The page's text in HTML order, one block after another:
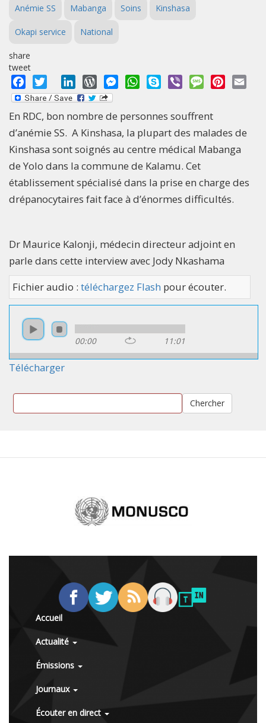
Anémie SS Mabanga Soins Kinshasa
Okapi service National
share
tweet
Facebook
Twitter LinkedInWordPressMessengerWhatsApp
Skype Viber MessagePinterest
En RDC, bon nombre de personnes souffrent
d’anémie SS. A Kinshasa, la plupart des malades de
Kinshasa sont soignés au centre médical Mabanga
de Yolo dans la commune de Kalamu. Cet
établissement spécialisé dans la prise en charge des
drépanocytaires fait face à d’énormes difficultés.
Dr Maurice Kalonji, médecin directeur adjoint en
parle dans cette interview avec Jody Nkashama
Fichier audio : téléchargez Flash pour écouter.
00:00 11:01
Télécharger
Chercher
Accueil
Actualité
Émissions
Journaux
Écouter en direct